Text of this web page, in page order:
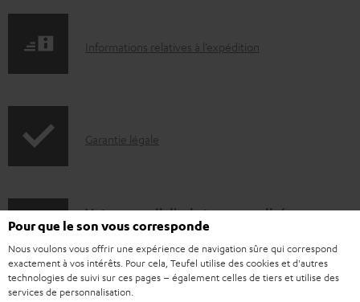
a
s
I
r
t
o
n
Informations relatives à l’expédition
I
o
r
m
a
Garantie légale
D
t
a
Votre conseil d'achat personnalisé
(00)800 200 300 40
Lundi-vendredi de 09:00 à 17:00 ; fermé le samedi,
dimanche
et jours fériés.
Pour que le son vous corresponde
Nous voulons vous offrir une expérience de navigation sûre qui correspond
exactement à vos intérêts. Pour cela, Teufel utilise des cookies et d'autres
technologies de suivi sur ces pages – également celles de tiers et utilise des
services de personnalisation.